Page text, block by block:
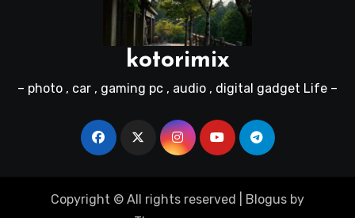
kotorimix
– photo , car , gaming pc , audio , digital gadget Life –
Copyright © All rights reserved Blogus by